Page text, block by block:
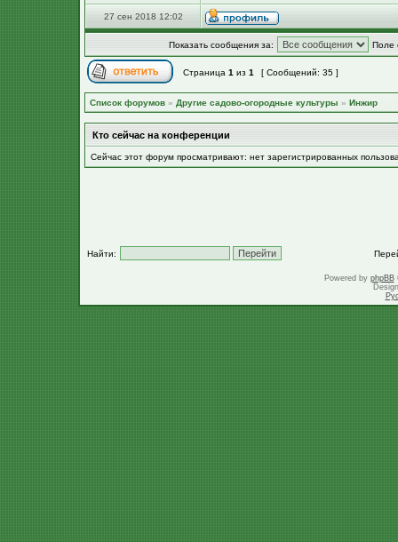
27 сен 2018 12:02
Показать сообщения за: Поле
Страница 1 из 1 [ Сообщений: 35 ]
Список форумов » Другие садово-огородные культуры » Инжир
Кто сейчас на конференции
Сейчас этот форум просматривают: нет зарегистрированных
Найти:
Powered by phpBB